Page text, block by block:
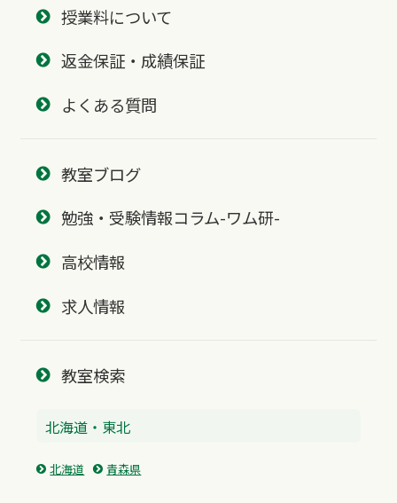
授業料について
返金保証・成績保証
よくある質問
教室ブログ
勉強・受験情報コラム-ワム研-
高校情報
求人情報
教室検索
北海道・東北
北海道 青森県